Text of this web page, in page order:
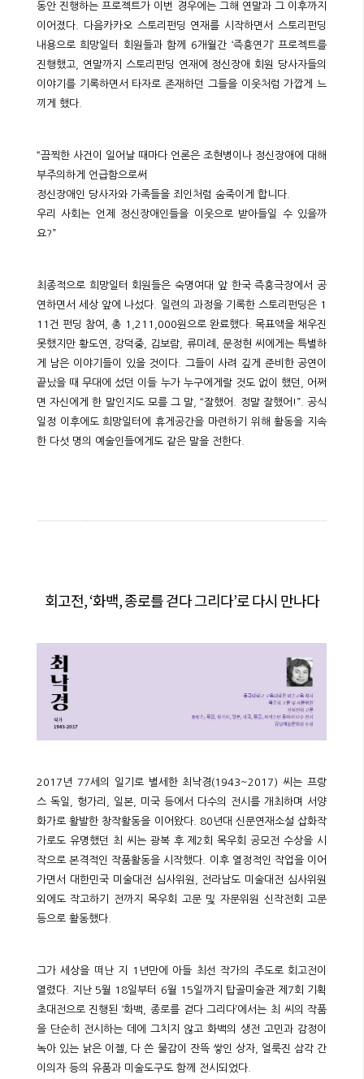
동안 진행하는 프로젝트가 이번 경우에는 그해 연말과 그 이후까지
이어졌다. 다음카카오 스토리펀딩 연재를 시작하면서 스토리펀딩
내용으로 희망일터 회원들과 함께 6개월간 ‘즉흥연기’ 프로젝트를
진행했고, 연말까지 스토리펀딩 연재에 정신장애 회원 당사자들의
이야기를 기록하면서 타자로 존재하던 그들을 이웃처럼 가깝게 느
끼게 했다.
“끔찍한 사건이 일어날 때마다 언론은 조현병이나 정신장애에 대해
부주의하게 언급함으로써
정신장애인 당사자와 가족들을 죄인처럼 숨죽이게 합니다.
우리 사회는 언제 정신장애인들을 이웃으로 받아들일 수 있을까
요?”
최종적으로 희망일터 회원들은 숙명여대 앞 한국 즉흥극장에서 공
연하면서 세상 앞에 나섰다. 일련의 과정을 기록한 스토리펀딩은 1
11건 펀딩 참여, 총 1,211,000원으로 완료했다. 목표액을 채우진
못했지만 황도연, 강덕중, 김보람, 류미례, 문정현 씨에게는 특별하
게 남은 이야기들이 있을 것이다. 그들이 사려 깊게 준비한 공연이
끝났을 때 무대에 섰던 이들 누가 누구에게랄 것도 없이 했던, 어쩌
면 자신에게 한 말인지도 모를 그 말, “잘했어. 정말 잘했어!”. 공식
일정 이후에도 희망일터에 휴게공간을 마련하기 위해 활동을 지속
한 다섯 명의 예술인들에게도 같은 말을 전한다.
회고전, ‘화백, 종로를 걷다 그리다’로 다시 만나다
2017년 77세의 일기로 별세한 최낙경(1943~2017) 씨는 프랑
스 독일, 헝가리, 일본, 미국 등에서 다수의 전시를 개최하며 서양
화가로 활발한 창작활동을 이어왔다. 80년대 신문연재소설 삽화작
가로도 유명했던 최 씨는 광복 후 제2회 목우회 공모전 수상을 시
작으로 본격적인 작품활동을 시작했다. 이후 열정적인 작업을 이어
가면서 대한민국 미술대전 심사위원, 전라남도 미술대전 심사위원
외에도 작고하기 전까지 목우회 고문 및 자문위원 신작전회 고문
등으로 활동했다.
그가 세상을 떠난 지 1년만에 아들 최선 작가의 주도로 회고전이
열렸다. 지난 5월 18일부터 6월 15일까지 탑골미술관 제7회 기획
초대전으로 진행된 ‘화백, 종로를 걷다 그리다’에서는 최 씨의 작품
을 단순히 전시하는 데에 그치지 않고 화백의 생전 고민과 감정이
녹아 있는 낡은 이젤, 다 쓴 물감이 잔뜩 쌓인 상자, 얼룩진 삼각 간
이의자 등의 유품과 미술도구도 함께 전시되었다.